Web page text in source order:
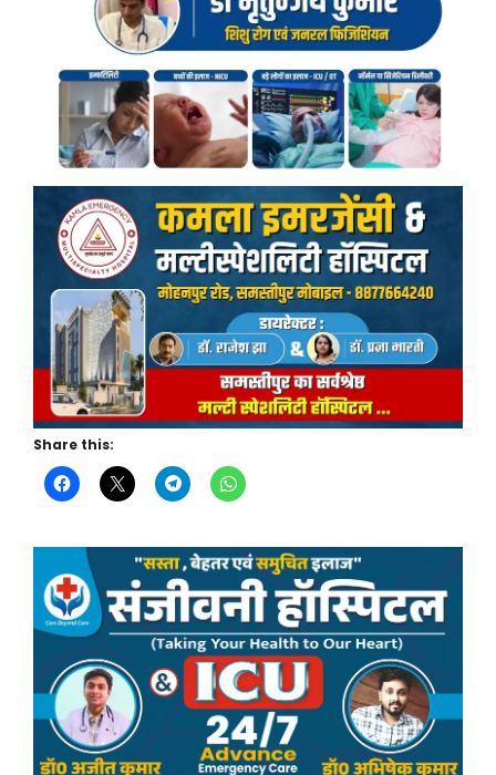
Share this: